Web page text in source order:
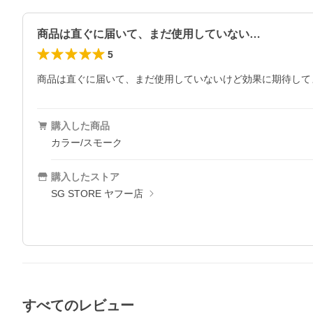
商品は直ぐに届いて、まだ使用していない…
5
商品は直ぐに届いて、まだ使用していないけど効果に期待し
購入した商品
カラー/スモーク
購入したストア
SG STORE ヤフー店
すべてのレビュー